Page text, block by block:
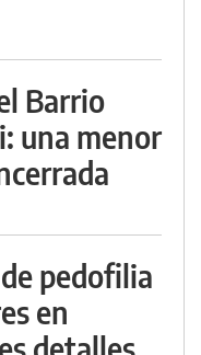
Barrio
una menor
pedofilia
en